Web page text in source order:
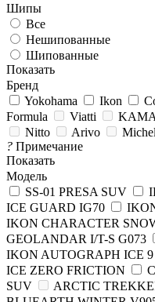
Шипы
Все
Нешипованные
Шипованные
Показать
Бренд
Yokohama
Ikon
Formula
Viatti KAMA
Nitto
Arivo
? Примечание
Показать
Модель
SS-01 PRESA SUV
ICE GUARD IG70
IKON CHARACTER
GEOLANDAR I/T-S G073
IKON AUTOGRAPH ICE
ICE ZERO FRICTION
SUV
ARCTIC